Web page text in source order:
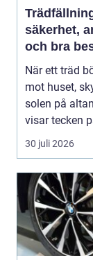
säkerhet,
och bra
trädgården
När ett träd
mot huset,
solen på
visar tecken
uppstår ofta...
30 juli 2026